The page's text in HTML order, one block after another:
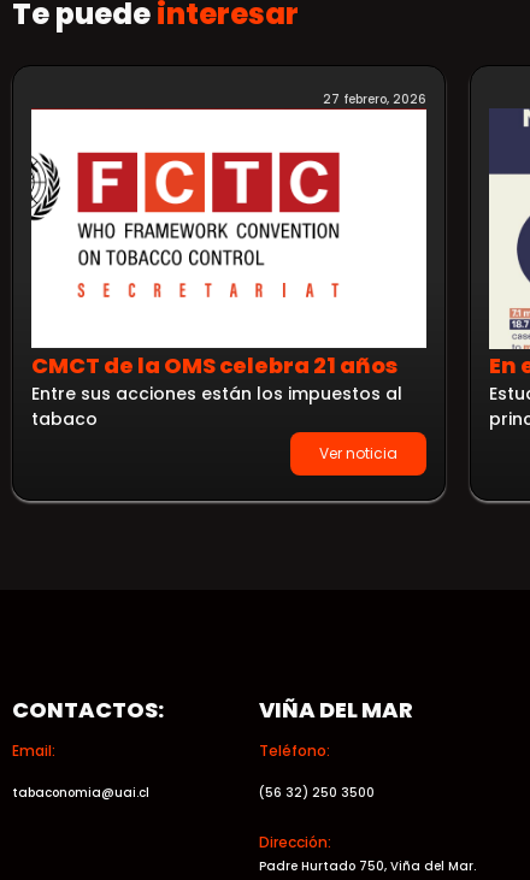
Te puedeinteresar
27 febrero, 2026
CMCT de la OMS celebra 21 años
Entre sus acciones están los impuestos al
tabaco
Ver noticia
En
CONTACTOS:
Email:
tabaconomia@uai.cl
VIÑA DEL MAR
Teléfono:
(56 32) 250 3500
Dirección:
Padre Hurtado 750, Viña del Mar.